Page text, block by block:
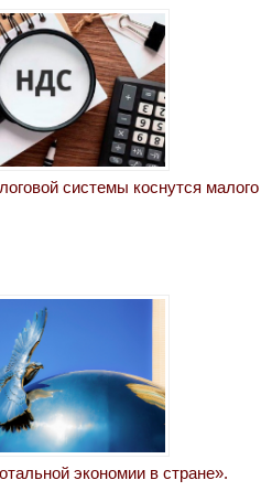
системы коснутся малого
экономии в стране».